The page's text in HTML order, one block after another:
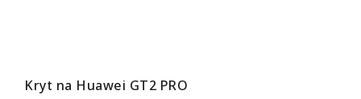
Kryt na Huawei GT2 PRO